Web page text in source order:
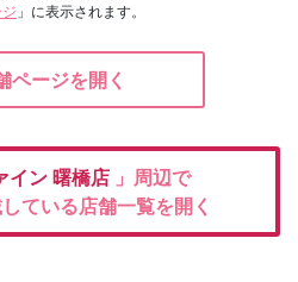
」に表示されます。
ページを開く
イン 曙橋店 」周辺で
ている店舗一覧を開く